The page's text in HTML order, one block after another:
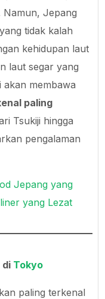
Namun, Jepang
tidak kalah
kehidupan laut
laut segar yang
akan membawa
paling
Tsukiji hingga
pengalaman
Jepang yang
yang Lezat
di Tokyo
paling terkenal